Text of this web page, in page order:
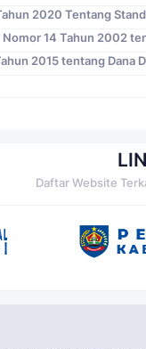
2020 Tentang
14 Tahun 2002
2015 tentang Dana
Daftar Website